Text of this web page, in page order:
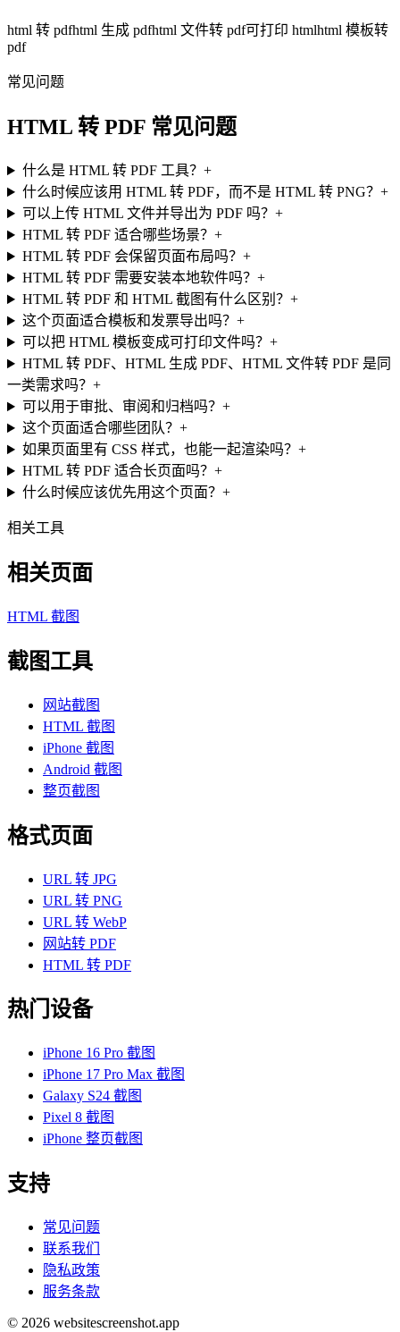
html 转 pdfhtml 生成 pdfhtml 文件转 pdf可打印 htmlhtml 模板转
pdf
常见问题
HTML 转 PDF 常见问题
什么是 HTML 转 PDF 工具？ +
什么时候应该用 HTML 转 PDF，而不是 HTML 转 PNG？ +
可以上传 HTML 文件并导出为 PDF 吗？ +
HTML 转 PDF 适合哪些场景？ +
HTML 转 PDF 会保留页面布局吗？ +
HTML 转 PDF 需要安装本地软件吗？ +
HTML 转 PDF 和 HTML 截图有什么区别？ +
这个页面适合模板和发票导出吗？ +
可以把 HTML 模板变成可打印文件吗？ +
HTML 转 PDF、HTML 生成 PDF、HTML 文件转 PDF 是同
一类需求吗？ +
可以用于审批、审阅和归档吗？ +
这个页面适合哪些团队？ +
如果页面里有 CSS 样式，也能一起渲染吗？ +
HTML 转 PDF 适合长页面吗？ +
什么时候应该优先用这个页面？ +
相关工具
相关页面
HTML 截图
截图工具
网站截图
HTML 截图
iPhone 截图
Android 截图
整页截图
格式页面
URL 转 JPG
URL 转 PNG
URL 转 WebP
网站转 PDF
HTML 转 PDF
热门设备
iPhone 16 Pro 截图
iPhone 17 Pro Max 截图
Galaxy S24 截图
Pixel 8 截图
iPhone 整页截图
支持
常见问题
联系我们
隐私政策
服务条款
© 2026 websitescreenshot.app